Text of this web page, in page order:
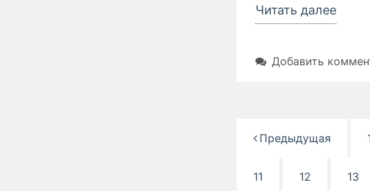
Читать далее«Текст
Добавить
Пагинация
Предыдущая
11 12 13